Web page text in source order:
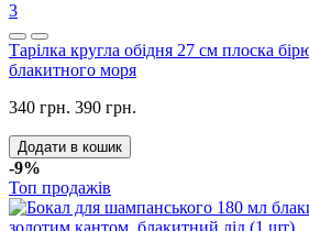
3
Тарілка кругла обідня 27 см плоска
блакитного моря
340 грн. 390 грн.
Додати в кошик
-9%
Топ продажів